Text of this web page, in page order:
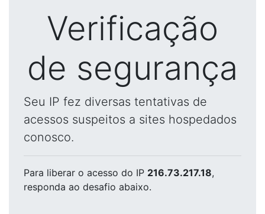
Verificação
de segurança
Seu IP fez diversas tentativas de
acessos suspeitos a sites hospedados
conosco.
Para liberar o acesso do IP 216.73.217.18,
responda ao desafio abaixo.